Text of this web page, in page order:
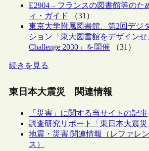
E2904 – フランスの図書館等のた
ィ・ガイド
（31）
東京大学附属図書館、第2回デジ
ション「東大図書館をデザイン
Challenge 2030」を開催 （31）
続きを見る
東日本大震災 関連情報
「災害」に関する当サイトの記事
調査研究リポート「東日本大震災
地震・災害 関連情報（レファレ
ス）